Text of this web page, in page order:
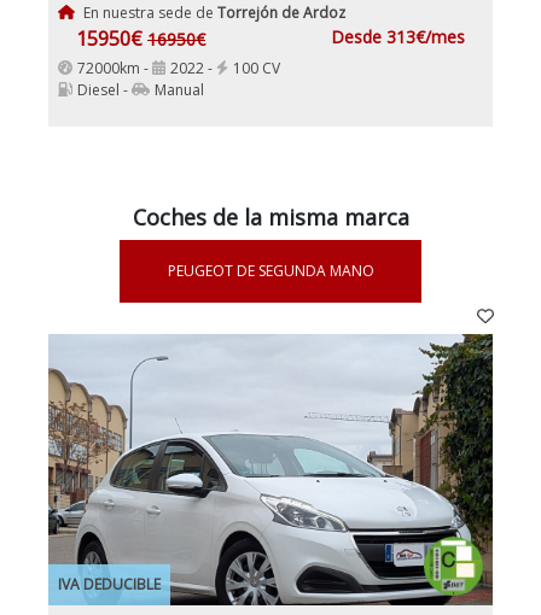
En nuestra sede de Torrejón de Ardoz
15950€ 16950€ Desde 313€/mes
72000km - 2022 -
100 CV
Diesel -
Manual
Coches de la misma marca
PEUGEOT DE SEGUNDA MANO
IVA DEDUCIBLE